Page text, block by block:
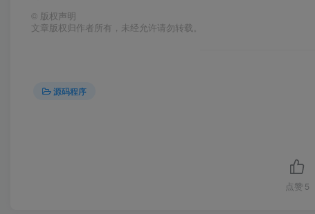
© 版权声明
文章版权归作者所有，未经允许请勿转载。
源码程序
点赞 5